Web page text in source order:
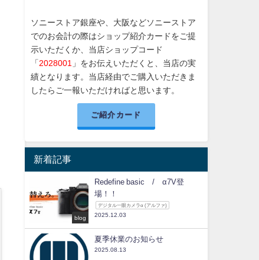
ソニーストア銀座や、大阪などソニーストア
でのお会計の際はショップ紹介カードをご提
示いただくか、当店ショップコード
「 2028001 」をお伝えいただくと、当店の実
績となります。当店経由でご購入いただきま
したらご一報いただければと思います。
ご紹介カード
新着記事
blog
Redefine basic / α7V登
場！！
デジタル一眼カメラα (アルファ)
2025.12.03
夏季休業のお知らせ
2025.08.13